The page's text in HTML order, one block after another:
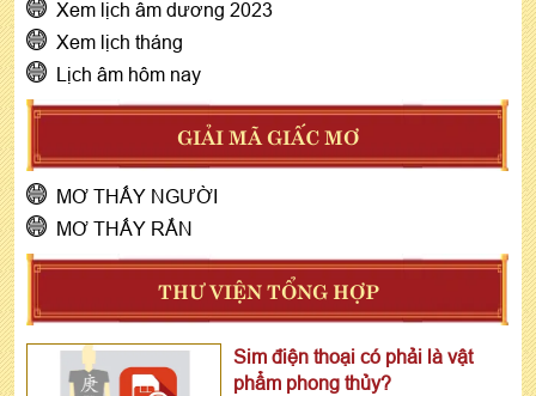
Xem lịch âm dương 2023
Xem lịch tháng
Lịch âm hôm nay
GIẢI MÃ GIẤC MƠ
MƠ THẤY NGƯỜI
MƠ THẤY RẮN
THƯ VIỆN TỔNG HỢP
Sim điện thoại có phải là vật
phẩm phong thủy?